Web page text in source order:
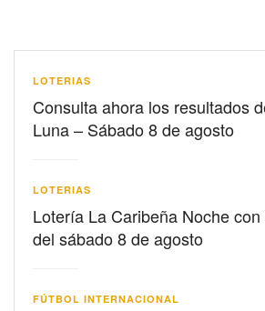
LOTERIAS
Consulta ahora los resultados
Luna – Sábado 8 de agosto
LOTERIAS
Lotería La Caribeña Noche
del sábado 8 de agosto
FÚTBOL INTERNACIONAL